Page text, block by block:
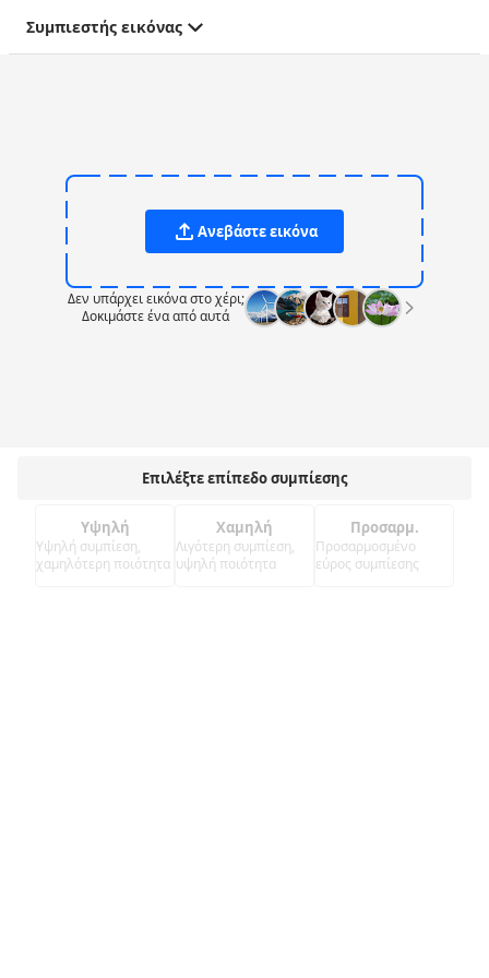
Συμπιεστής εικόνας
Επιλέξτε επίπεδο συμπίεσης
Υψηλή
Υψηλή συμπίεση,
χαμηλότερη ποιότητα
Χαμηλή
Λιγότερη συμπίεση,
υψηλή ποιότητα
Προσαρμ.
Προσαρμοσμένο
εύρος συμπίεσης
Ανεβάστε εικόνα
Δεν υπάρχει εικόνα στο χέρι;
Δοκιμάστε ένα από αυτά